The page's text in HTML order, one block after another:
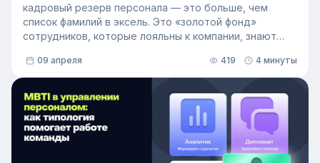
кадровый резерв персонала — это больше, чем
список фамилий в эксель. Это «золотой фонд»
сотрудников, которые лояльны к компании, знают
освободившуюся должность. Не у каждой компании
есть такой документ, потому что собирать его
вручную — трудоёмкая задача. Однако с приходом
автоматизации формирование кадрового запаса
перестало требовать большого ресурса. Теперь это
важный инструмент для любой компании, которая не
хочет зависеть от капризов рынка труда. В статье
09 апреля 419 4 минуты